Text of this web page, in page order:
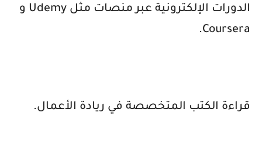
الدورات الإلكترونية عبر منصات مثل Udemy و
Coursera
.
قراءة الكتب المتخصصة في ريادة الأعمال.